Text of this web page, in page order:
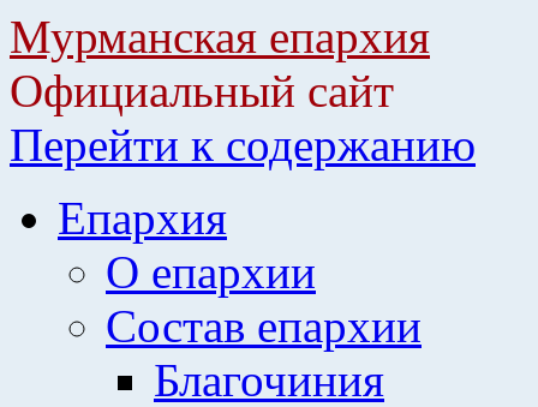
Мурманская епархия
Официальный сайт
Перейти к содержанию
Епархия
О епархии
Состав епархии
Благочиния